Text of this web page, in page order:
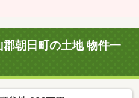
朝日町の土地 物件一